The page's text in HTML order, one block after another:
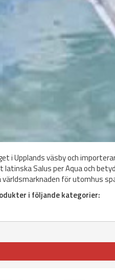
i Upplands väsby och
Salus per Aqua och
för utomhus
i följande kategorier: